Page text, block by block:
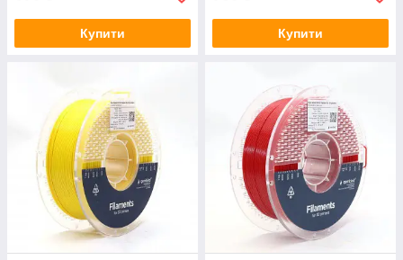
Купити Купити